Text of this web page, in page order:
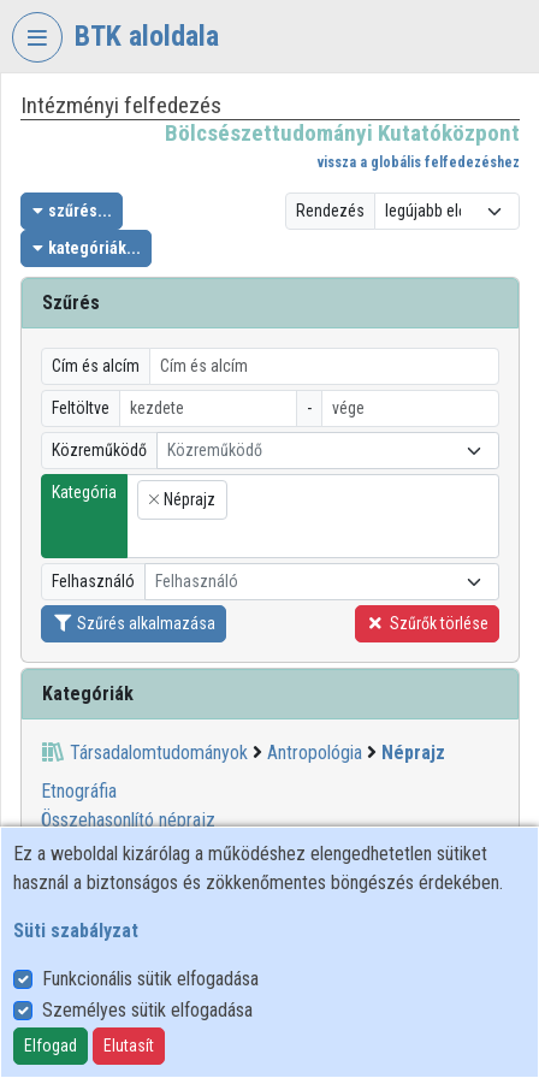
Fejléc kihagyása
BTK aloldala
VIDEOTORIUM
KUTATÓKÖZPONT
Intézményi kezdőlap
Bejelentkezés
Intézményi felfedezés
Kategóriák
Intézményi listák
Intézmények
Közreműködők
Intézményi felfedezés
Bölcsészettudományi Kutatóközpont
vissza a globális felfedezéshez
szűrés...
kategóriák...
Rendezés
Szűrés
Cím és alcím
Feltöltve -
Közreműködő Közreműködő
Kategória
×
Néprajz
Felhasználó Felhasználó
Szűrés alkalmazása Szűrők törlése
Kategóriák
Társadalomtudományok Antropológia
Néprajz
Etnográfia
Összehasonlító néprajz
1 2 3 4 5 6 7 8 9 10
00:39:48
Ez a weboldal kizárólag a működéshez elengedhetetlen sütiket
használ a biztonságos és zökkenőmentes böngészés érdekében.
Süti szabályzat
Funkcionális sütik elfogadása
Személyes sütik elfogadása
Elfogad Elutasít